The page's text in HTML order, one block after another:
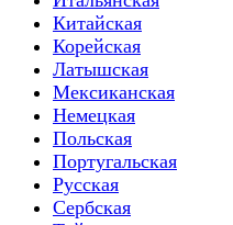
Китайская
Корейская
Латышская
Мексиканская
Немецкая
Польская
Португальская
Русская
Сербская